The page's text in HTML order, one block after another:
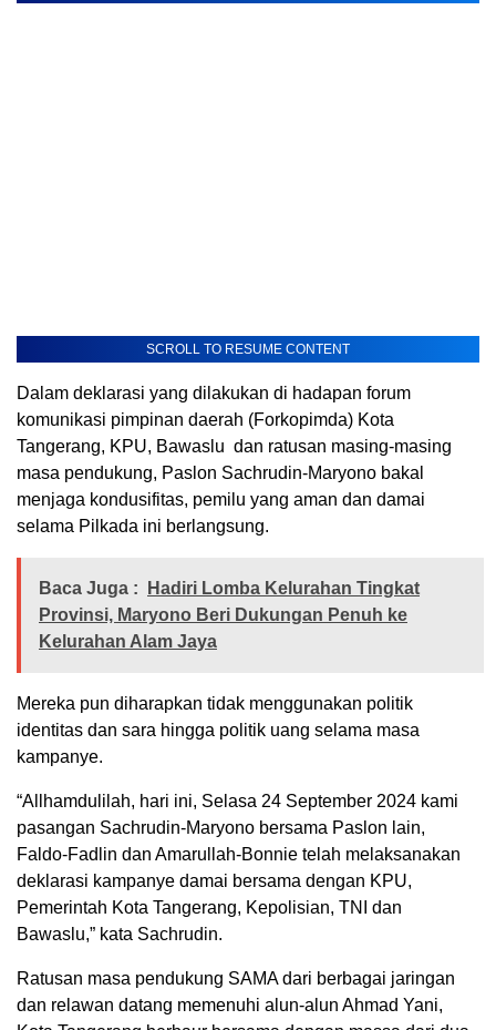
SCROLL TO RESUME CONTENT
Dalam deklarasi yang dilakukan di hadapan forum
komunikasi pimpinan daerah (Forkopimda) Kota
Tangerang, KPU, Bawaslu dan ratusan masing-masing
masa pendukung, Paslon Sachrudin-Maryono bakal
menjaga kondusifitas, pemilu yang aman dan damai
selama Pilkada ini berlangsung.
Baca Juga :
Hadiri Lomba Kelurahan Tingkat
Provinsi, Maryono Beri Dukungan Penuh ke
Kelurahan Alam Jaya
Mereka pun diharapkan tidak menggunakan politik
identitas dan sara hingga politik uang selama masa
kampanye.
“Allhamdulilah, hari ini, Selasa 24 September 2024 kami
pasangan Sachrudin-Maryono bersama Paslon lain,
Faldo-Fadlin dan Amarullah-Bonnie telah melaksanakan
deklarasi kampanye damai bersama dengan KPU,
Pemerintah Kota Tangerang, Kepolisian, TNI dan
Bawaslu,” kata Sachrudin.
Ratusan masa pendukung SAMA dari berbagai jaringan
dan relawan datang memenuhi alun-alun Ahmad Yani,